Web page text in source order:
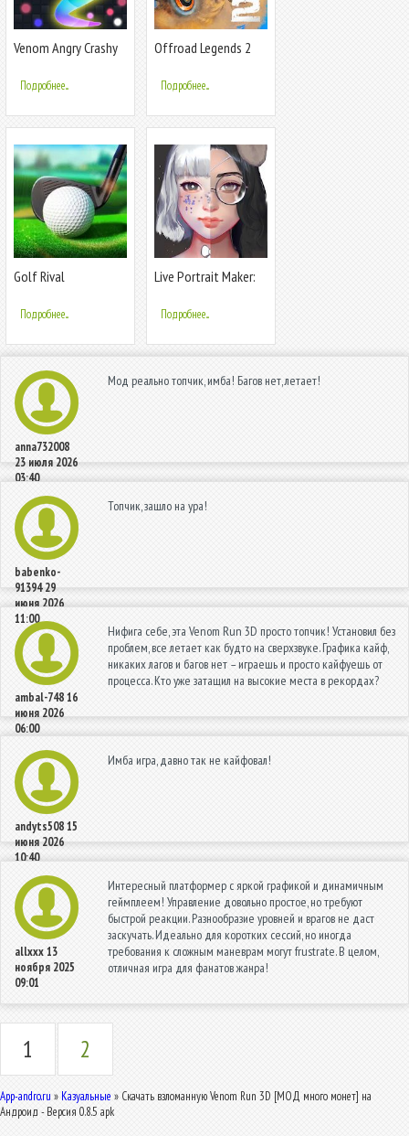
Venom Angry Crashy
Подробнее...
Offroad Legends 2
Подробнее...
Golf Rival
Подробнее...
Live Portrait Maker:
Подробнее...
anna732008
23 июля 2026
03:40
Мод реально топчик, имба! Багов нет, летает!
babenko-
9139429
июня 2026
11:00
Топчик, зашло на ура!
ambal-74816
июня 2026
06:00
Нифига себе, эта Venom Run 3D просто топчик! Установил без
проблем, все летает как будто на сверхзвуке. Графика кайф,
никаких лагов и багов нет – играешь и просто кайфуешь от
процесса. Кто уже затащил на высокие места в рекордах?
andyts50815
июня 2026
10:40
Имба игра, давно так не кайфовал!
allxxx13
ноября 2025
09:01
Интересный платформер с яркой графикой и динамичным
геймплеем! Управление довольно простое, но требуют
быстрой реакции. Разнообразие уровней и врагов не даст
заскучать. Идеально для коротких сессий, но иногда
требования к сложным маневрам могут frustrate. В целом,
отличная игра для фанатов жанра!
1 2
App-andro.ru » Казуальные » Скачать взломанную Venom Run 3D [МОД много монет] на
Андроид - Версия 0.8.5 apk